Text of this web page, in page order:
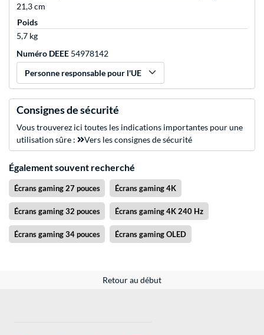
21,3 cm
Poids
5,7 kg
Numéro DEEE 54978142
Personne responsable pour l'UE
Consignes de sécurité
Vous trouverez ici toutes les indications importantes pour une
utilisation sûre :
Vers les consignes de sécurité
Également souvent recherché
Écrans gaming 27 pouces Écrans gaming 4K
Écrans gaming 32 pouces Écrans gaming 4K 240 Hz
Écrans gaming 34 pouces Écrans gaming OLED
Retour au début